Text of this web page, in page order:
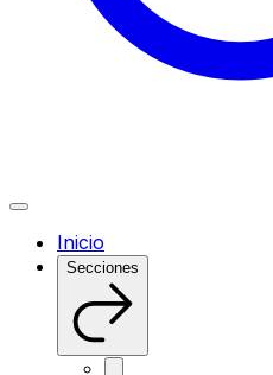
Inicio
Secciones